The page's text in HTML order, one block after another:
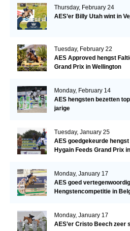
Thursday, February 24
AES’er Billy Utah wint in
Tuesday, February 22
AES Approved hengst
Grand Prix in Wellington
Monday, February 14
AES hengsten bezetten
jarige
Tuesday, January 25
AES goedgekeurde
Hygain Feeds Grand Prix
Monday, January 17
AES goed
Hengstencompetitie in
Monday, January 17
AES’er Cristo Beech zeer